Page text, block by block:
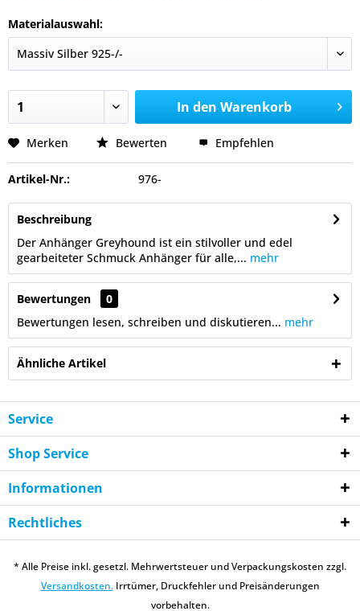
Materialauswahl:
In den Warenkorb
Merken Bewerten Empfehlen
Artikel-Nr.: 976-
Beschreibung
Der Anhänger Greyhound ist ein stilvoller und edel
gearbeiteter Schmuck Anhänger für alle,... mehr
Bewertungen
0
Bewertungen lesen, schreiben und diskutieren... mehr
Ähnliche Artikel
Service
Shop Service
Informationen
Rechtliches
* Alle Preise inkl. gesetzl. Mehrwertsteuer und Verpackungskosten zzgl.
Versandkosten.Irrtümer, Druckfehler und Preisänderungen
vorbehalten.